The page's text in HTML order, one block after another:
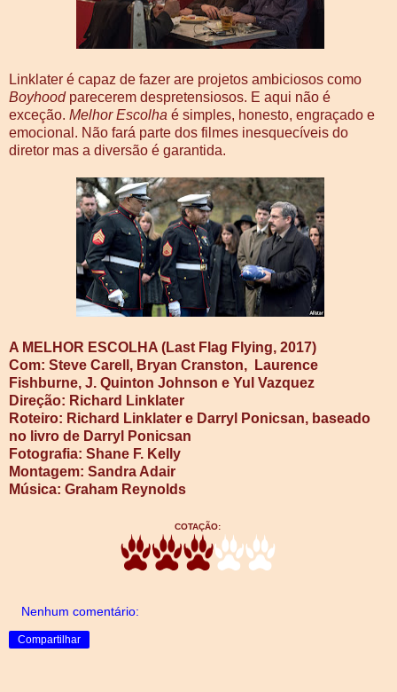
Linklater é capaz de fazer are projetos ambiciosos como
Boyhood parecerem despretensiosos. E aqui não é
exceção. Melhor Escolha é simples, honesto, engraçado e
emocional. Não fará parte dos filmes inesquecíveis do
diretor mas a diversão é garantida.
A MELHOR ESCOLHA (Last Flag Flying, 2017)
Com: Steve Carell, Bryan Cranston,
Laurence
Fishburne, J. Quinton Johnson e Yul Vazquez
Direção: Richard Linklater
Roteiro: Richard Linklater e Darryl Ponicsan, baseado
no livro de Darryl Ponicsan
Fotografia: Shane F. Kelly
Montagem: Sandra Adair
Música: Graham Reynolds
COTAÇÃO:
Nenhum comentário:
Compartilhar